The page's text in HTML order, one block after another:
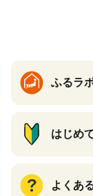
ふるラ
はじめ
よくあ